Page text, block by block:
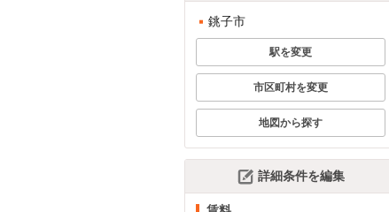
銚子市
駅を変更
市区町村を変更
地図から探す
詳細条件を編集